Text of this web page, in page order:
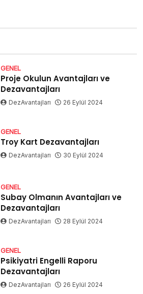
GENEL
Proje Okulun Avantajları ve
Dezavantajları
DezAvantajları 26 Eylül 2024
GENEL
Troy Kart Dezavantajları
DezAvantajları 30 Eylül 2024
GENEL
Subay Olmanın Avantajları ve
Dezavantajları
DezAvantajları 28 Eylül 2024
GENEL
Psikiyatri Engelli Raporu
Dezavantajları
DezAvantajları 26 Eylül 2024